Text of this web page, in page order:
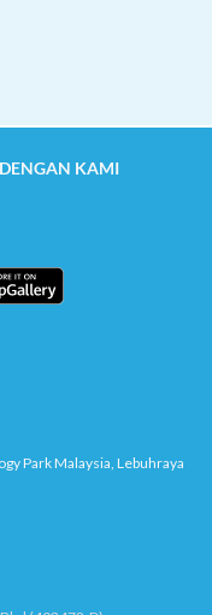
KAMI
Park Malaysia, Lebuhraya